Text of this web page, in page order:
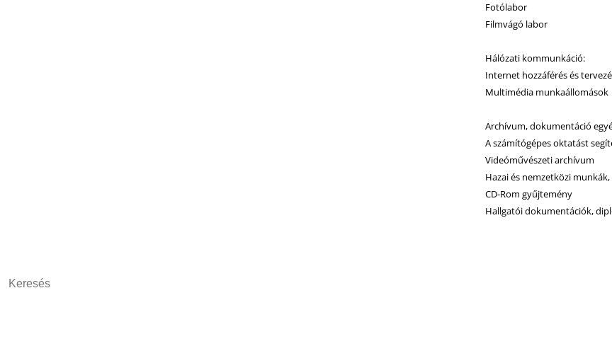
Fotólabor
Filmvágó labor
Hálózati kommunkáció:
Internet hozzáférés és
Multimédia munkaállomások
Archívum, dokumentáció
A számítógépes oktatást
Videóművészeti archívum
Hazai és nemzetközi
CD-Rom gyűjtemény
Hallgatói dokumentációk,